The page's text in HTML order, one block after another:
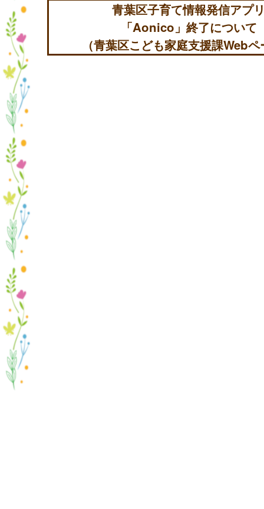
青葉区子育て情報発信アプ
「Aonico」終了について
（青葉区こども家庭支援課Web